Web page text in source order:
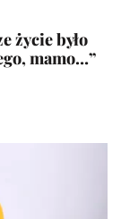
życie było
mamo…”